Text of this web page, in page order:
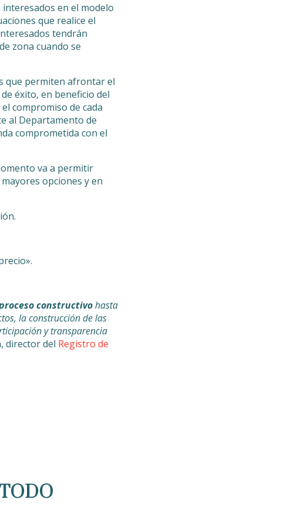
en el modelo
que realice el
tendrán
zona cuando se
que permiten afrontar el
éxito, en beneficio del
compromiso de cada
al Departamento de
comprometida con el
va a permitir
opciones y en
constructivohasta
la construcción de las
y transparencia
director del Registro de